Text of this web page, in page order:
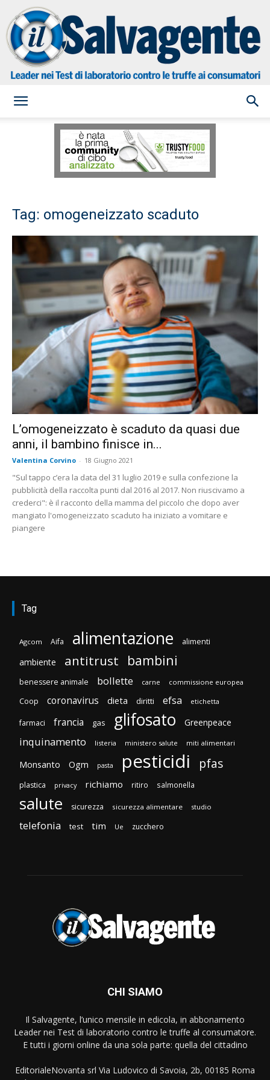
Salvagente
Tag: omogeneizzato scaduto
L’omogeneizzato è scaduto da quasi due
anni, il bambino finisce in...
Valentina Corvino - 18 Giugno 2021
"Sul tappo c’era la data del 31 luglio 2019 e sulla confezione la
pubblicità della raccolta punti dal 2016 al 2017. Non riuscivamo a
crederci": è il racconto della mamma del piccolo che dopo aver
mangiato l'omogeneizzato scaduto ha iniziato a vomitare e
piangere
Tag
Agcom Aifa alimentazione alimenti
ambiente antitrust bambini
benessere animale bollette carne commissione europea
Coop coronavirus dieta diritti efsa etichetta
farmaci francia gas glifosato Greenpeace
inquinamento listeria ministero salute miti alimentari
Monsanto Ogm pasta pesticidi pfas
plastica privacy richiamo ritiro salmonella
salute sicurezza sicurezza alimentare studio
telefonia test tim Ue zucchero
CHI SIAMO
Il Salvagente, l’unico mensile in edicola, in abbonamento
Leader nei Test di laboratorio contro le truffe al consumatore.
E tutti i giorni online da una sola parte: quella del cittadino
EditorialeNovanta srl Via Ludovico di Savoia, 2b, 00185 Roma